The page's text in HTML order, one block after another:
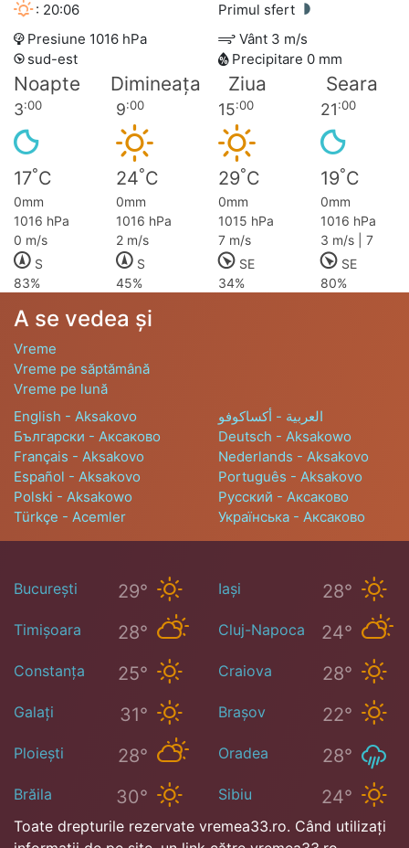
: 20:06
Primul sfert
Presiune 1016 hPa
Vânt 3 m/s
sud-est
Precipitare 0 mm
Noapte Dimineața Ziua Seara
3:00 9:00 15:00 21:00
17°C 24°C 29°C 19°C
0mm 0mm 0mm
0mm
1016 hPa
1016 hPa 1015 hPa
1016 hPa
0 m/s
2 m/s 7 m/s
3 m/s | 7
S
S SE
SE
83%
45% 34% 80%
A se vedea și
Vreme
Vreme pe săptămână
Vreme pe lună
English - Aksakovo
العربية - أكساكوفو
Български - Аксаково
Deutsch - Aksakowo
Français - Aksakovo
Nederlands - Aksakovo
Español - Aksakovo
Português - Aksakovo
Polski - Aksakowo
Русский - Аксаково
Türkçe - Acemler
Українська - Аксаково
București 29° Iași 28°
Timișoara 28° Cluj-Napoca 24°
Constanța 25° Craiova 28°
Galați 31° Brașov 22°
Ploiești 28° Oradea 28°
Brăila 30° Sibiu 24°
Toate drepturile rezervate vremea33.ro. Când utilizați